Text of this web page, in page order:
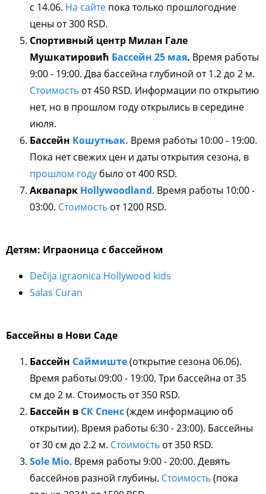
с 14.06. На сайте пока только прошлогодние
цены от 300 RSD.
Спортивный центр Милан Гале
Мушкатировић Бассейн 25 мая. Время работы
9:00 - 19:00. Два бассейна глубиной от 1.2 до 2 м.
Стоимость от 450 RSD. Информации по открытию
нет, но в прошлом году открылись в середине
июля.
Бассейн Кошутњак. Время работы 10:00 - 19:00.
Пока нет свежих цен и даты открытия сезона, в
прошлом году было от 400 RSD.
Аквапарк Hollywoodland. Время работы 10:00 -
03:00. Стоимость от 1200 RSD.
Детям: Играоница с бассейном
Dečija igraonica Hollywood kids
Salas Curan
Бассейны в Нови Саде
Бассейн Саймиште(открытие сезона 06.06).
Время работы 09:00 - 19:00. Три бассейна от 35
см до 2 м. Стоимость от 350 RSD.
Бассейн в СК Спенс(ждем информацию об
открытии). Время работы 6:30 - 23:00). Бассейны
от 30 см до 2.2 м. Стоимость от 350 RSD.
Sole Mio. Время работы 9:00 - 20:00. Девять
бассейнов разной глубины. Стоимость(пока